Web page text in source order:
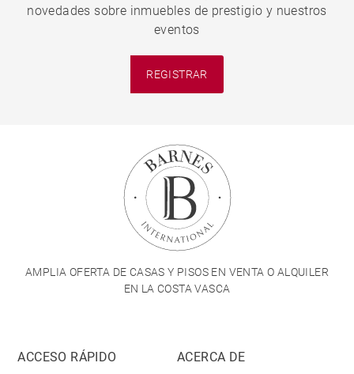
novedades sobre inmuebles de prestigio y nuestros
eventos
REGISTRAR
AMPLIA OFERTA DE CASAS Y PISOS EN VENTA O ALQUILER
EN LA COSTA VASCA
ACCESO RÁPIDO
ACERCA DE